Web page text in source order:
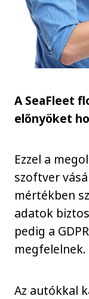
A SeaFleet
előnyöket
Ezzel a
szoftver
mértékben
adatok
pedig a
megfelelnek.
Az autókkal